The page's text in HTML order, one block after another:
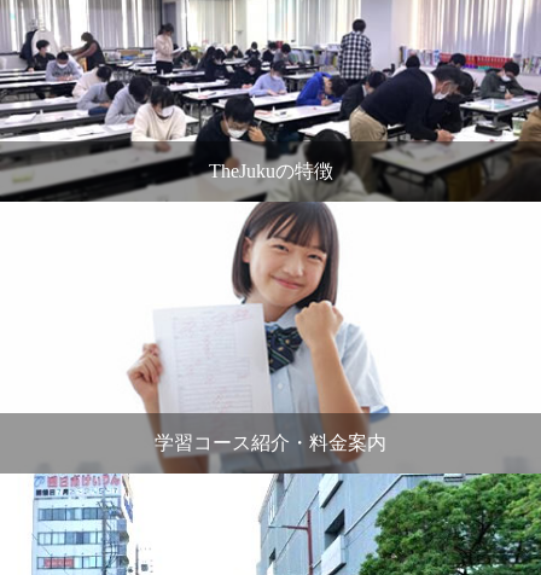
TheJukuの特徴
学習コース紹介・料金案内